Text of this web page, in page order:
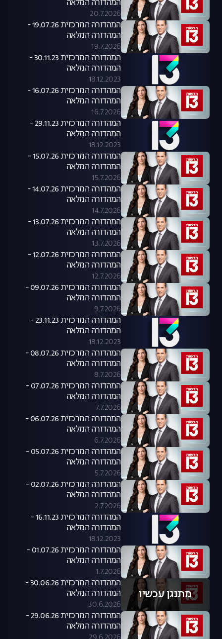
המהדורה המלאה
20.7.2026
המהדורה המרכזית 19.07.26 -
המהדורה המלאה
19.7.2026
המהדורה המרכזית 30.11.23 -
המהדורה המלאה
18.12.2023
המהדורה המרכזית 16.07.26 -
המהדורה המלאה
16.7.2026
המהדורה המרכזית 29.11.23 -
המהדורה המלאה
18.12.2023
המהדורה המרכזית 15.07.26 -
המהדורה המלאה
15.7.2026
המהדורה המרכזית 14.07.26 -
המהדורה המלאה
14.7.2026
המהדורה המרכזית 13.07.26 -
המהדורה המלאה
13.7.2026
המהדורה המרכזית 12.07.26 -
המהדורה המלאה
12.7.2026
המהדורה המרכזית 09.07.26 -
המהדורה המלאה
9.7.2026
המהדורה המרכזית 23.11.23 -
המהדורה המלאה
18.12.2023
המהדורה המרכזית 08.07.26 -
המהדורה המלאה
8.7.2026
המהדורה המרכזית 07.07.26 -
המהדורה המלאה
7.7.2026
המהדורה המרכזית 06.07.26 -
המהדורה המלאה
6.7.2026
המהדורה המרכזית 05.07.26 -
המהדורה המלאה
5.7.2026
המהדורה המרכזית 02.07.26 -
המהדורה המלאה
2.7.2026
המהדורה המרכזית 16.11.23 -
המהדורה המלאה
18.12.2023
המהדורה המרכזית 01.07.26 -
המהדורה המלאה
1.7.2026
מתנגן עכשיו
המהדורה המרכזית 30.06.26 -
המהדורה המלאה
30.6.2026
המהדורה המרכזית 29.06.26 -
המהדורה המלאה